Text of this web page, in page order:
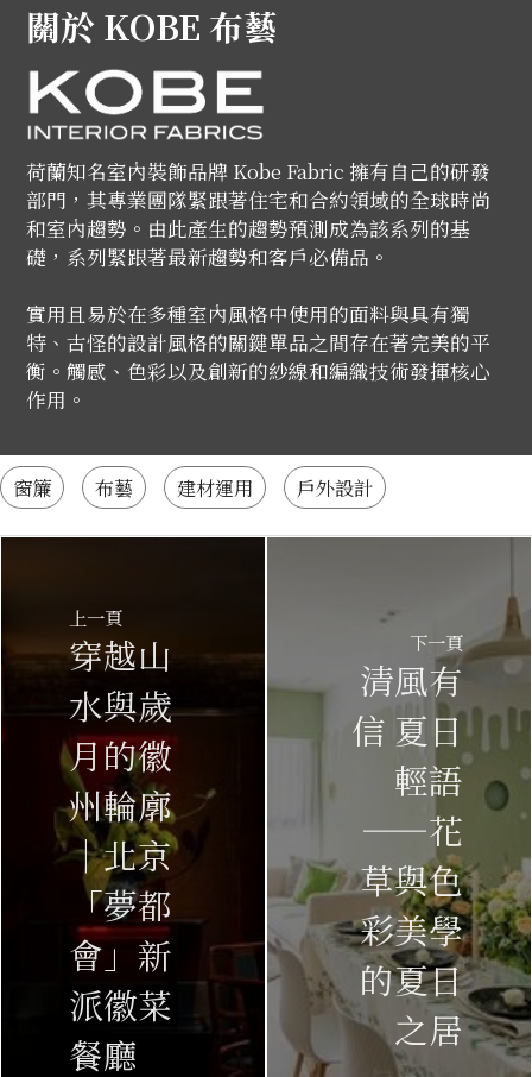
關於 KOBE 布藝
荷蘭知名室內裝飾品牌 Kobe Fabric 擁有自己的研發
部門，其專業團隊緊跟著住宅和合約領域的全球時尚
和室內趨勢。由此產生的趨勢預測成為該系列的基
礎，系列緊跟著最新趨勢和客戶必備品。
實用且易於在多種室內風格中使用的面料與具有獨
特、古怪的設計風格的關鍵單品之間存在著完美的平
衡。觸感、色彩以及創新的紗線和編織技術發揮核心
作用。
窗簾 布藝 建材運用 戶外設計
上一頁
穿越山
水與歲
月的徽
州輪廓
｜北京
「夢都
會」新
派徽菜
餐廳
下一頁
清風有
信 夏日
輕語
——花
草與色
彩美學
的夏日
之居